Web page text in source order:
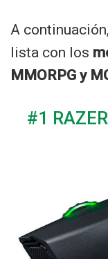
A
lista con los
MMORPG y
#1